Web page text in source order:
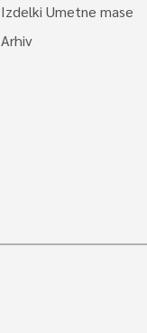
Izdelki Umetne mase
Arhiv